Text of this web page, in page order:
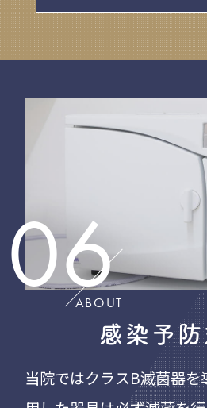
06
ABOUT
感染予
当院ではクラスB滅菌器